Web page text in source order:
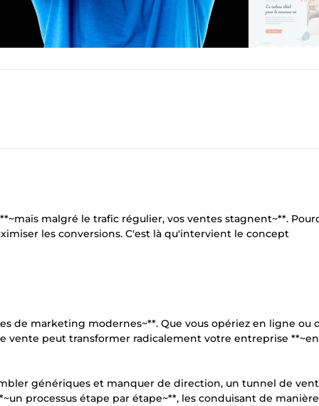
malgré le trafic régulier, vos ventes stagnent~**.
les conversions. C'est là qu'intervient le concept
de marketing modernes~**. Que vous opériez en ligne ou
peut transformer radicalement votre entreprise
génériques et manquer de direction, un tunnel de
processus étape par étape~**, les conduisant de manière